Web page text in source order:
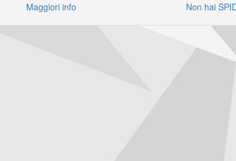
Maggiori info Non hai